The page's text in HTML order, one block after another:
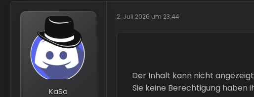
KaSo
2. Juli 2026 um 23:44
Der Inhalt kann nicht
Sie keine Berechtigung haben